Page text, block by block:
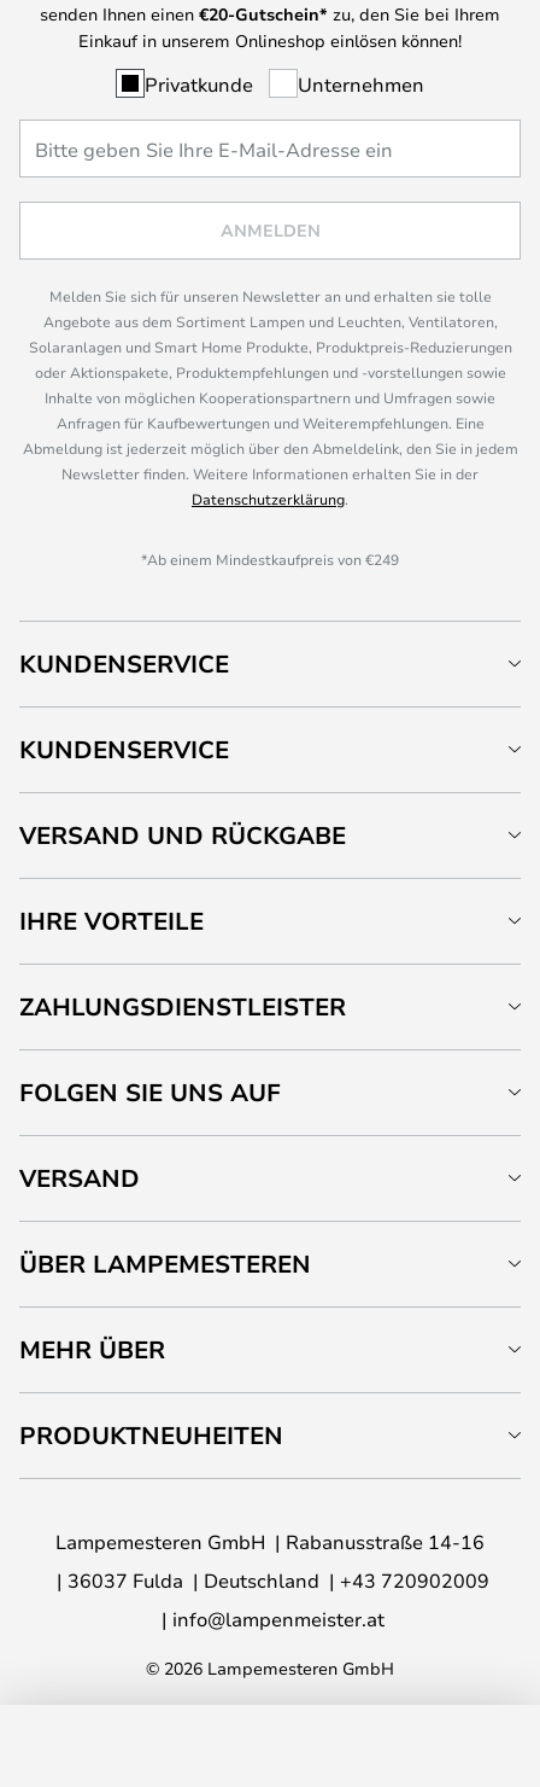
senden Ihnen einen €20-Gutschein* zu, den Sie bei Ihrem
Einkauf in unserem Onlineshop einlösen können!
Privatkunde Unternehmen
ANMELDEN
Melden Sie sich für unseren Newsletter an und erhalten sie tolle
Angebote aus dem Sortiment Lampen und Leuchten, Ventilatoren,
Solaranlagen und Smart Home Produkte, Produktpreis-Reduzierungen
oder Aktionspakete, Produktempfehlungen und -vorstellungen sowie
Inhalte von möglichen Kooperationspartnern und Umfragen sowie
Anfragen für Kaufbewertungen und Weiterempfehlungen. Eine
Abmeldung ist jederzeit möglich über den Abmeldelink, den Sie in jedem
Newsletter finden. Weitere Informationen erhalten Sie in der
Datenschutzerklärung.
*Ab einem Mindestkaufpreis von €249
KUNDENSERVICE
KUNDENSERVICE
VERSAND UND RÜCKGABE
IHRE VORTEILE
ZAHLUNGSDIENSTLEISTER
FOLGEN SIE UNS AUF
VERSAND
ÜBER LAMPEMESTEREN
MEHR ÜBER
PRODUKTNEUHEITEN
Lampemesteren GmbH
Rabanusstraße 14-16
36037 Fulda
Deutschland
+43 720902009
info@lampenmeister.at
© 2026 Lampemesteren GmbH